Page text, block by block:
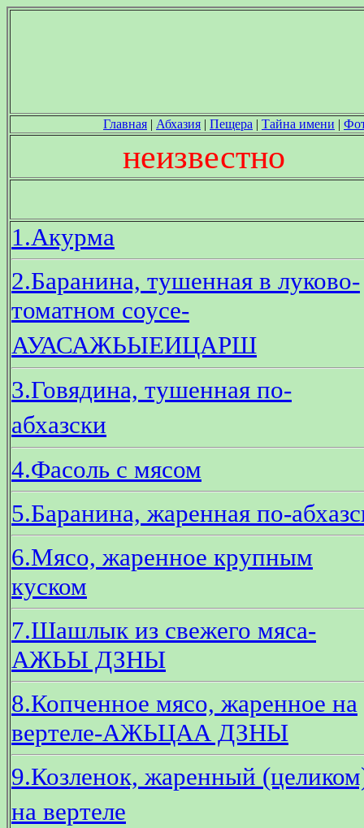
Главная | Абхазия | Пещера | Тайна имени |
неизвестно
1.Акурма
2.Баранина, тушенная в луково-
томатном соусе-
АУАСАЖЬЫЕИЦАРШ
3.Говядина, тушенная по-
абхазски
4.Фасоль с мясом
5.Баранина, жаренная по-
6.Мясо, жаренное крупным
куском
7.Шашлык из свежего мяса-
АЖЬЫ ДЗНЫ
8.Копченное мясо, жаренное на
вертеле-АЖЬЦАА ДЗНЫ
9.Козленок, жаренный
на вертеле